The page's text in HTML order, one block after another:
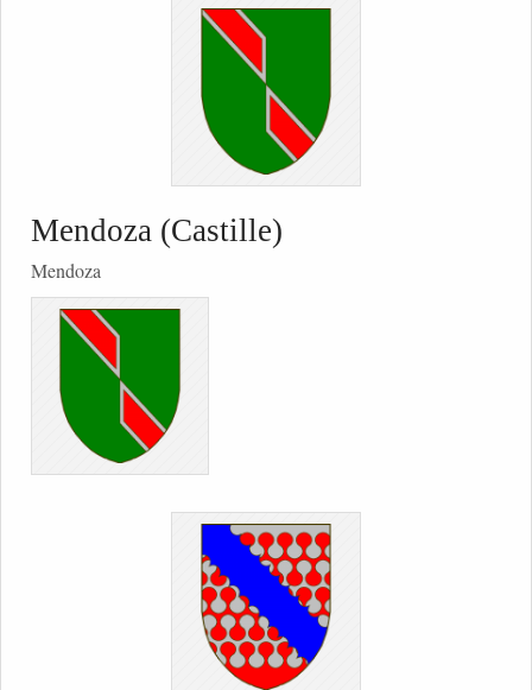
Mendoza (Castille)
Mendoza